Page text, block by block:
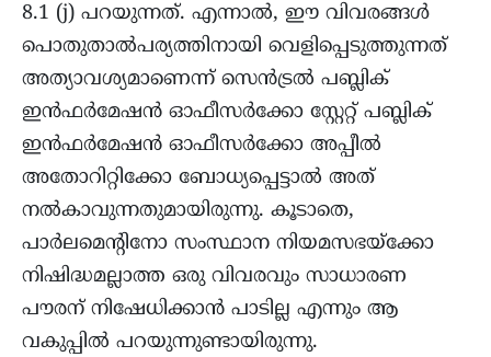
8.1 (j) പറയുന്നത്. എന്നാൽ, ഈ വിവരങ്ങൾ
പൊതുതാൽപര്യത്തിനായി വെളിപ്പെടുത്തുന്നത്
അത്യാവശ്യമാണെന്ന് സെൻട്രൽ പബ്ലിക്
ഇൻഫർമേഷൻ ഓഫീസർക്കോ സ്റ്റേറ്റ് പബ്ലിക്
ഇൻഫർമേഷൻ ഓഫീസർക്കോ അപ്പീൽ
അതോറിറ്റിക്കോ ബോധ്യപ്പെട്ടാൽ അത്
നൽകാവുന്നതുമായിരുന്നു. കൂടാതെ,
പാർലമെന്‍റിനോ സംസ്ഥാന നിയമസഭയ്ക്കോ
നിഷിദ്ധമല്ലാത്ത ഒരു വിവരവും സാധാരണ
പൗരന് നിഷേധിക്കാൻ പാടില്ല എന്നും ആ
വകുപ്പിൽ പറയുന്നുണ്ടായിരുന്നു.